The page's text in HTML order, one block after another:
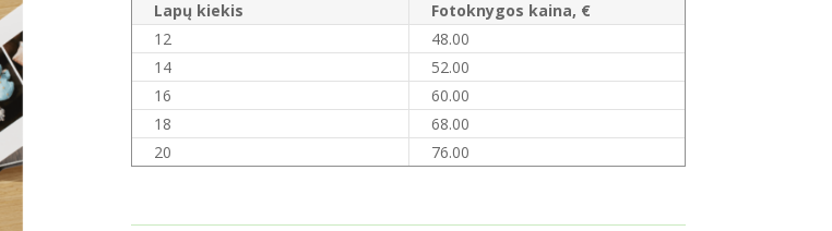
Lapų kiekis
Fotoknygos kaina, €
12
48.00
14
52.00
16
60.00
18
68.00
20
76.00